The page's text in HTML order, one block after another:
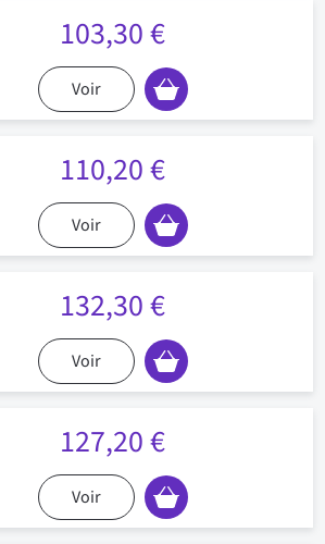
103,30 €
Voir
110,20 €
Voir
132,30 €
Voir
127,20 €
Voir